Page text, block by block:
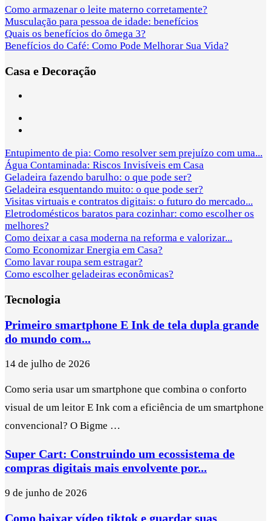
Como armazenar o leite materno corretamente?
Musculação para pessoa de idade: benefícios
Quais os benefícios do ômega 3?
Benefícios do Café: Como Pode Melhorar Sua Vida?
Casa e Decoração
Entupimento de pia: Como resolver sem prejuízo com uma...
Água Contaminada: Riscos Invisíveis em Casa
Geladeira fazendo barulho: o que pode ser?
Geladeira esquentando muito: o que pode ser?
Visitas virtuais e contratos digitais: o futuro do mercado...
Eletrodomésticos baratos para cozinhar: como escolher os
melhores?
Como deixar a casa moderna na reforma e valorizar...
Como Economizar Energia em Casa?
Como lavar roupa sem estragar?
Como escolher geladeiras econômicas?
Tecnologia
Primeiro smartphone E Ink de tela dupla grande
do mundo com...
14 de julho de 2026
Como seria usar um smartphone que combina o conforto
visual de um leitor E Ink com a eficiência de um smartphone
convencional? O Bigme …
Super Cart: Construindo um ecossistema de
compras digitais mais envolvente por...
9 de junho de 2026
Como baixar vídeo tiktok e guardar suas